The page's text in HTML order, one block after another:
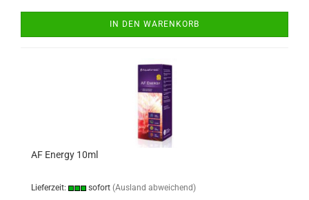
IN DEN WARENKORB
AF Energy 10ml
Lieferzeit: sofort (Ausland abweichend)